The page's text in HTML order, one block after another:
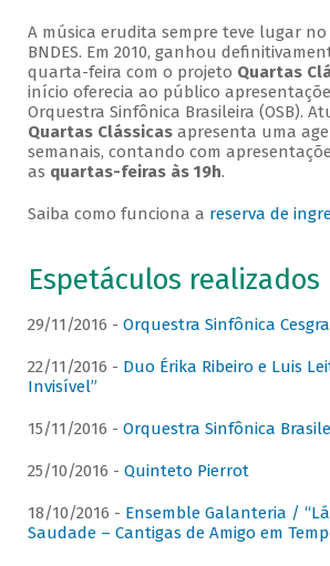
A música erudita sempre teve lugar
BNDES. Em 2010, ganhou
quarta-feira com o projeto Quartas
início oferecia ao público
Orquestra Sinfônica Brasileira (OSB).
Quartas Clássicasapresenta uma
semanais, contando com
as quartas-feiras às 19h.
Saiba como funciona a reserva de
Espetáculos realizados
29/11/2016 - Orquestra Sinfônica
22/11/2016 - Duo Érika Ribeiro e Luis
Invisível”
15/11/2016 - Orquestra Sinfônica
25/10/2016 - Quinteto Pierrot
18/10/2016 - Ensemble Galanteria /
Saudade – Cantigas de Amigo em